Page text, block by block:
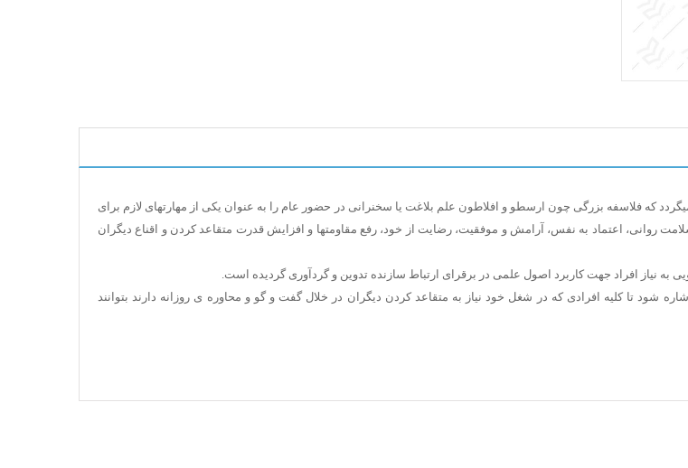
که فلاسفه بزرگی چون ارسطو و افلاطون علم بلاغت یا سخنرانی در حضور عام را به عنوان یکی از مهارتهای لازم برای
روانی، اعتماد به نفس، آرامش و موفقیت، رضایت از خود، رفع مقاومتها و افزایش قدرت متقاعد کردن و اقناع دیگران
نیاز افراد جهت کاربرد اصول علمی در برقرای ارتباط سازنده تدوین و گردآوری گردیده است.
تا کلیه افرادی که در شغل خود نیاز به متقاعد کردن دیگران در خلال گفت و گو و محاوره ی روزانه دارند بتوانند